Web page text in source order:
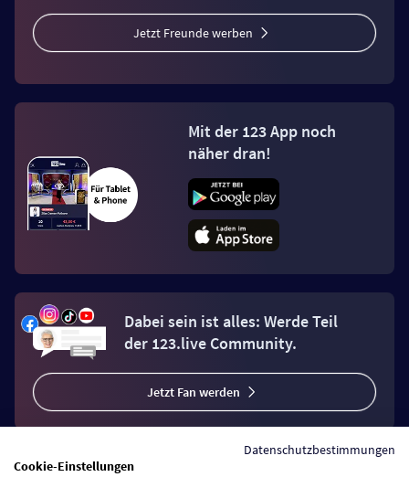
Jetzt Freunde werben
Mit der 123 App noch
näher dran!
Dabei sein ist alles: Werde Teil
der 123.live Community.
Jetzt Fan werden
Datenschutzbestimmungen
Cookie-Einstellungen